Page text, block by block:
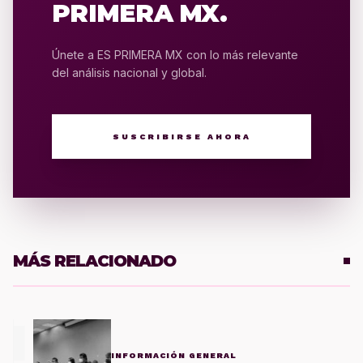
PRIMERA MX.
Únete a ES PRIMERA MX con lo más relevante
del análisis nacional y global.
SUSCRIBIRSE AHORA
MÁS RELACIONADO
INFORMACIÓN GENERAL